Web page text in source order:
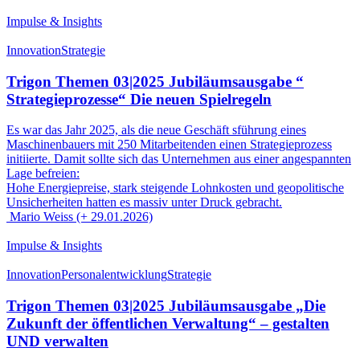
Impulse & Insights
InnovationStrategie
Trigon Themen 03|2025 Jubiläumsausgabe “
Strategieprozesse“ Die neuen Spielregeln
Es war das Jahr 2025, als die neue Geschäft sführung eines
Maschinenbauers mit 250 Mitarbeitenden einen Strategieprozess
initiierte. Damit sollte sich das Unternehmen aus einer angespannten
Lage befreien:
Hohe Energiepreise, stark steigende Lohnkosten und geopolitische
Unsicherheiten hatten es massiv unter Druck gebracht.
Mario Weiss (+ 29.01.2026)
Impulse & Insights
InnovationPersonalentwicklungStrategie
Trigon Themen 03|2025 Jubiläumsausgabe „Die
Zukunft der öffentlichen Verwaltung“ – gestalten
UND verwalten